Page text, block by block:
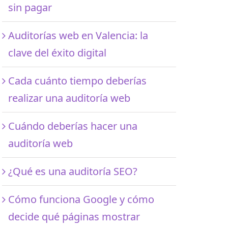
sin pagar
Auditorías web en Valencia: la
clave del éxito digital
Cada cuánto tiempo deberías
realizar una auditoría web
Cuándo deberías hacer una
auditoría web
¿Qué es una auditoría SEO?
Cómo funciona Google y cómo
decide qué páginas mostrar